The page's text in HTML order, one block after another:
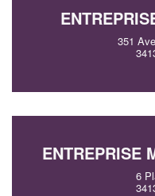
351
ENTREPRISE
6